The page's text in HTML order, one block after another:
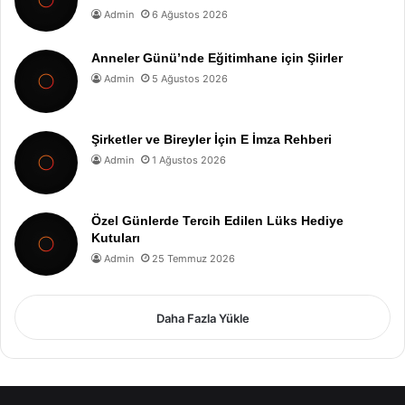
Admin 6 Ağustos 2026
Anneler Günü’nde Eğitimhane için Şiirler
Admin 5 Ağustos 2026
Şirketler ve Bireyler İçin E İmza Rehberi
Admin 1 Ağustos 2026
Özel Günlerde Tercih Edilen Lüks Hediye
Kutuları
Admin 25 Temmuz 2026
Daha Fazla Yükle